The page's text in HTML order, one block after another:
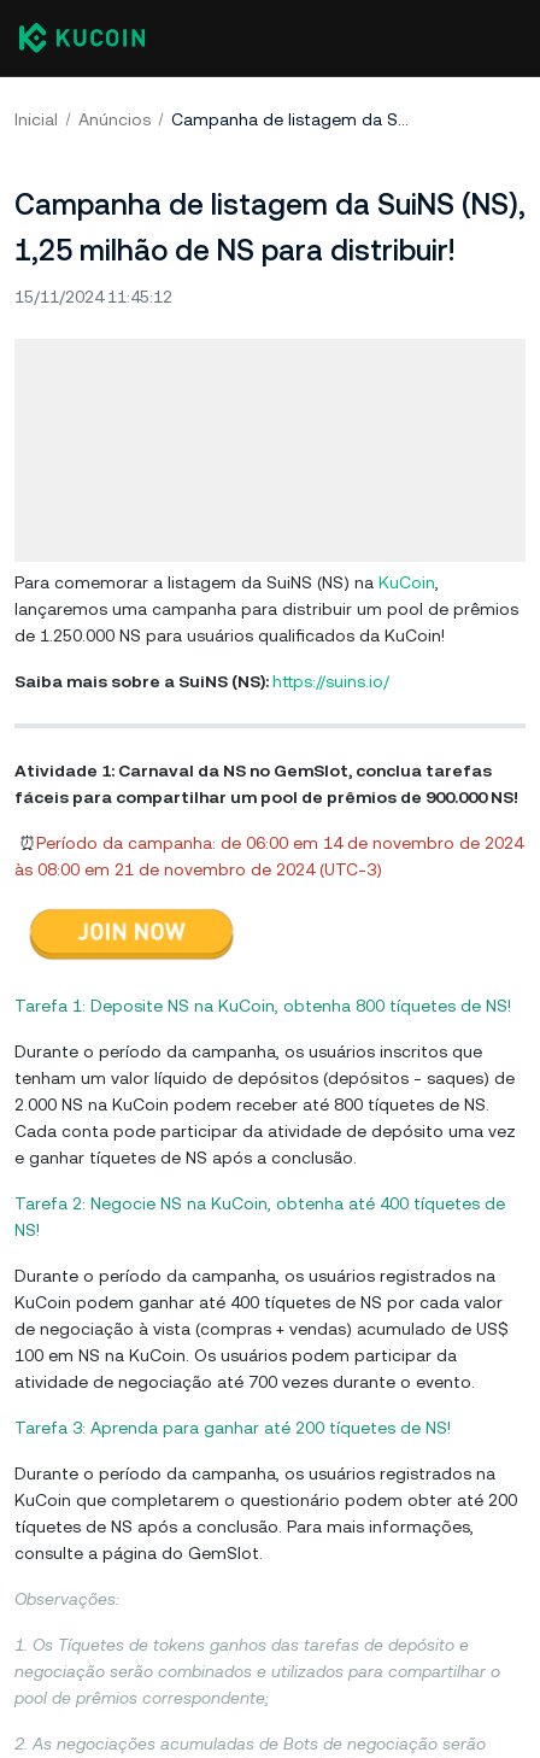
Inicial Anúncios Campanha de listagem da SuiNS (NS), 1,25 milhão de NS para distribuir!
Campanha de listagem da SuiNS (NS),
1,25 milhão de NS para distribuir!
15/11/2024 11:45:12
Para comemorar a listagem da SuiNS (NS) na KuCoin
lançaremos uma campanha para distribuir um pool de prêmios
de 1.250.000 NS para usuários qualificados da KuCoin!
Saiba mais sobre a SuiNS (NS):https://suins.io/
Atividade 1: Carnaval da NS no GemSlot, conclua tarefas
fáceis para compartilhar um pool de prêmios de 900.000 NS!
⏰Período da campanha: de 06:00 em 14 de novembro de 2024
às 08:00 em 21 de novembro de 2024 (UTC-3)
Tarefa 1: Deposite NS na KuCoin, obtenha 800 tíquetes de NS!
Durante o período da campanha, os usuários inscritos que
tenham um valor líquido de depósitos (depósitos - saques) de
2.000 NS na KuCoin podem receber até 800 tíquetes de NS.
Cada conta pode participar da atividade de depósito uma vez
e ganhar tíquetes de NS após a conclusão.
Tarefa 2: Negocie NS na KuCoin, obtenha até 400 tíquetes de
NS!
Durante o período da campanha, os usuários registrados na
KuCoin podem ganhar até 400 tíquetes de NS por cada valor
de negociação à vista (compras + vendas) acumulado de US$
100 em NS na KuCoin. Os usuários podem participar da
atividade de negociação até 700 vezes durante o evento.
Tarefa 3: Aprenda para ganhar até 200 tíquetes de NS!
Durante o período da campanha, os usuários registrados na
KuCoin que completarem o questionário podem obter até 200
tíquetes de NS após a conclusão. Para mais informações,
consulte a página do GemSlot.
Observações:
1. Os Tíquetes de tokens ganhos das tarefas de depósito e
negociação serão combinados e utilizados para compartilhar o
pool de prêmios correspondente;
2. As negociações acumuladas de Bots de negociação serão